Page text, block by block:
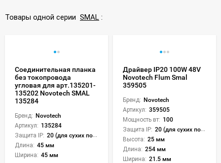
Товары одной серии SMAL :
Соединительная планка
без токопровода
угловая для арт.135201-
135202 Novotech SMAL
135284
Бренд: Novotech
Артикул: 135284
Защита IP: 20 (для сухих пом.)
Длина: 45 мм
Ширина: 45 мм
Драйвер IP20 100W 48V
Novotech Flum Smal
359505
Бренд: Novotech
Артикул: 359505
Мощность вт: 100
Защита IP: 20 (для сухих пом.)
Высота: 25 мм
Длина: 254 мм
Ширина: 21.5 мм